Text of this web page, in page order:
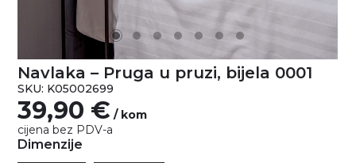
Navlaka – Pruga u pruzi, bijela 0001
SKU: K05002699
39,90 € / kom
cijena bez PDV-a
Dimenzije